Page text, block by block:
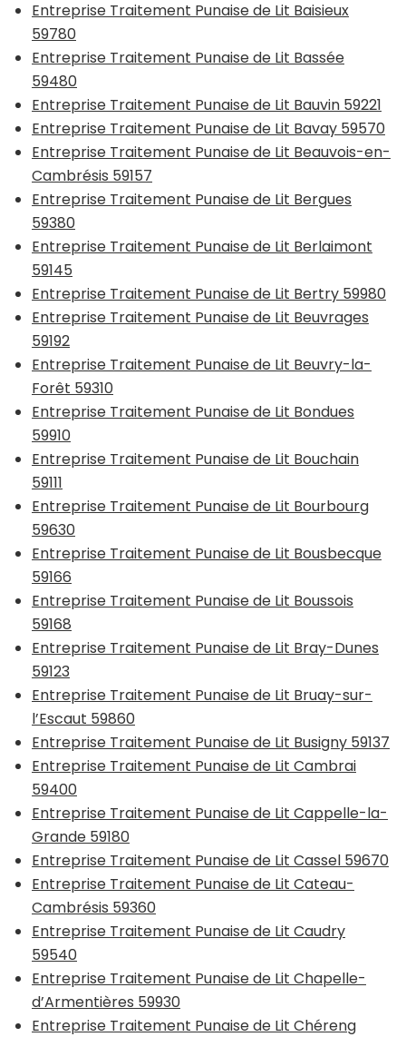
Entreprise Traitement Punaise de Lit Baisieux
59780
Entreprise Traitement Punaise de Lit Bassée
59480
Entreprise Traitement Punaise de Lit Bauvin 59221
Entreprise Traitement Punaise de Lit Bavay 59570
Entreprise Traitement Punaise de Lit Beauvois-en-
Cambrésis 59157
Entreprise Traitement Punaise de Lit Bergues
59380
Entreprise Traitement Punaise de Lit Berlaimont
59145
Entreprise Traitement Punaise de Lit Bertry 59980
Entreprise Traitement Punaise de Lit Beuvrages
59192
Entreprise Traitement Punaise de Lit Beuvry-la-
Forêt 59310
Entreprise Traitement Punaise de Lit Bondues
59910
Entreprise Traitement Punaise de Lit Bouchain
59111
Entreprise Traitement Punaise de Lit Bourbourg
59630
Entreprise Traitement Punaise de Lit Bousbecque
59166
Entreprise Traitement Punaise de Lit Boussois
59168
Entreprise Traitement Punaise de Lit Bray-Dunes
59123
Entreprise Traitement Punaise de Lit Bruay-sur-
l’Escaut 59860
Entreprise Traitement Punaise de Lit Busigny 59137
Entreprise Traitement Punaise de Lit Cambrai
59400
Entreprise Traitement Punaise de Lit Cappelle-la-
Grande 59180
Entreprise Traitement Punaise de Lit Cassel 59670
Entreprise Traitement Punaise de Lit Cateau-
Cambrésis 59360
Entreprise Traitement Punaise de Lit Caudry
59540
Entreprise Traitement Punaise de Lit Chapelle-
d’Armentières 59930
Entreprise Traitement Punaise de Lit Chéreng